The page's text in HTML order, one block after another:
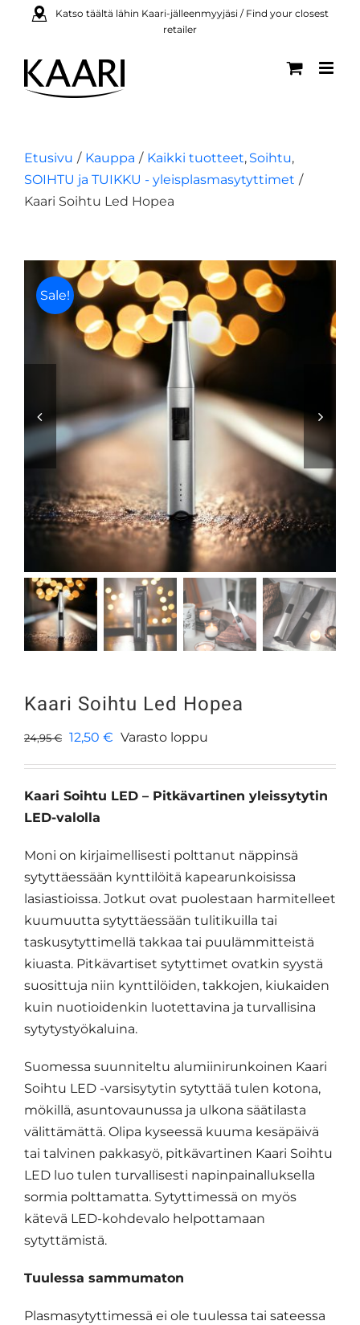
Katso täältä lähin Kaari-jälleenmyyjäsi / Find your closest
retailer
Etusivu Kauppa Kaikki tuotteet Soihtu
SOIHTU ja TUIKKU - yleisplasmasytyttimet
Kaari Soihtu Led Hopea
Sale!
 
Kaari Soihtu Led Hopea
24,95€ Alkuperäinen
24,95 €.
12,50 € Nykyinen
12,50 €.
Varasto loppu
Kaari Soihtu LED – Pitkävartinen yleissytytin
LED-valolla
Moni on kirjaimellisesti polttanut näppinsä
sytyttäessään kynttilöitä kapearunkoisissa
lasiastioissa. Jotkut ovat puolestaan harmitelleet
kuumuutta sytyttäessään tulitikuilla tai
taskusytyttimellä takkaa tai puulämmitteistä
kiuasta. Pitkävartiset sytyttimet ovatkin syystä
suosittuja niin kynttilöiden, takkojen, kiukaiden
kuin nuotioidenkin luotettavina ja turvallisina
sytytystyökaluina.
Suomessa suunniteltu alumiinirunkoinen Kaari
Soihtu LED -varsisytytin sytyttää tulen kotona,
mökillä, asuntovaunussa ja ulkona säätilasta
välittämättä. Olipa kyseessä kuuma kesäpäivä
tai talvinen pakkasyö, pitkävartinen Kaari Soihtu
LED luo tulen turvallisesti napinpainalluksella
sormia polttamatta. Sytyttimessä on myös
kätevä LED-kohdevalo helpottamaan
sytyttämistä.
Tuulessa sammumaton
Plasmasytyttimessä ei ole tuulessa tai sateessa